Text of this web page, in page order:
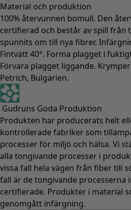
Material och produktion
100% återvunnen bomull. Den
certifierad och består av spill
spunnits om till nya fibrer.
Fintvätt 40°. Forma plagget i
Förvara plagget liggande.
Petrich, Bulgarien.
Gudruns Goda Produktion
Produkten har producerats helt
kontrollerade fabriker som
processer för miljö och hälsa. Vi
alla tongivande processer i
vissa fall hela vägen från fiber till
fall är de tongivande processerna
certifierade. Produkter i material
genomgått infärgning.